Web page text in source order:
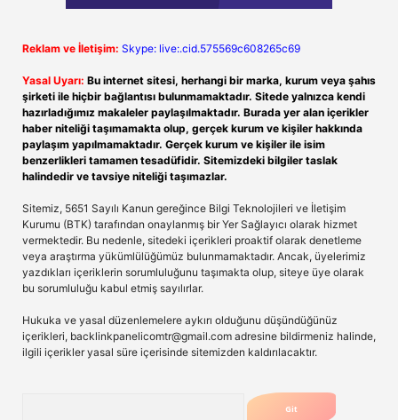
Reklam ve İletişim: Skype: live:.cid.575569c608265c69
Yasal Uyarı: Bu internet sitesi, herhangi bir marka, kurum veya şahıs
şirketi ile hiçbir bağlantısı bulunmamaktadır. Sitede yalnızca kendi
hazırladığımız makaleler paylaşılmaktadır. Burada yer alan içerikler
haber niteliği taşımamakta olup, gerçek kurum ve kişiler hakkında
paylaşım yapılmamaktadır. Gerçek kurum ve kişiler ile isim
benzerlikleri tamamen tesadüfidir. Sitemizdeki bilgiler taslak
halindedir ve tavsiye niteliği taşımazlar.
Sitemiz, 5651 Sayılı Kanun gereğince Bilgi Teknolojileri ve İletişim
Kurumu (BTK) tarafından onaylanmış bir Yer Sağlayıcı olarak hizmet
vermektedir. Bu nedenle, sitedeki içerikleri proaktif olarak denetleme
veya araştırma yükümlülüğümüz bulunmamaktadır. Ancak, üyelerimiz
yazdıkları içeriklerin sorumluluğunu taşımakta olup, siteye üye olarak
bu sorumluluğu kabul etmiş sayılırlar.
Hukuka ve yasal düzenlemelere aykırı olduğunu düşündüğünüz
içerikleri, backlinkpanelicomtr@gmail.com adresine bildirmeniz halinde,
ilgili içerikler yasal süre içerisinde sitemizden kaldırılacaktır.